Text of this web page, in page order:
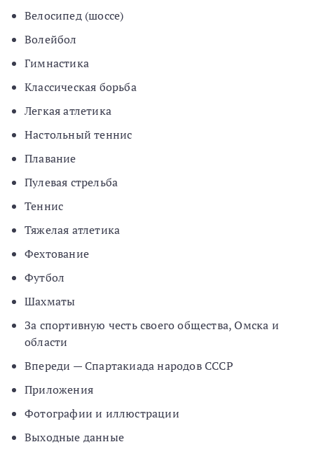
Велосипед (шоссе)
Волейбол
Гимнастика
Классическая борьба
Легкая атлетика
Настольный теннис
Плавание
Пулевая стрельба
Теннис
Тяжелая атлетика
Фехтование
Футбол
Шахматы
За спортивную честь своего общества, Омска и
области
Впереди — Спартакиада народов СССР
Приложения
Фотографии и иллюстрации
Выходные данные